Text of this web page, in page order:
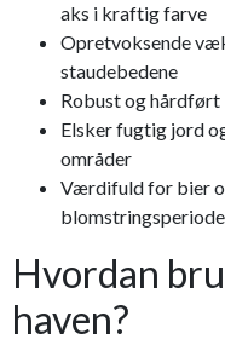
aks i kraftig farve
Opretvoksende
staudebedene
Robust og
Elsker fugtig jord
områder
Værdifuld for bier
Hvordan
haven?